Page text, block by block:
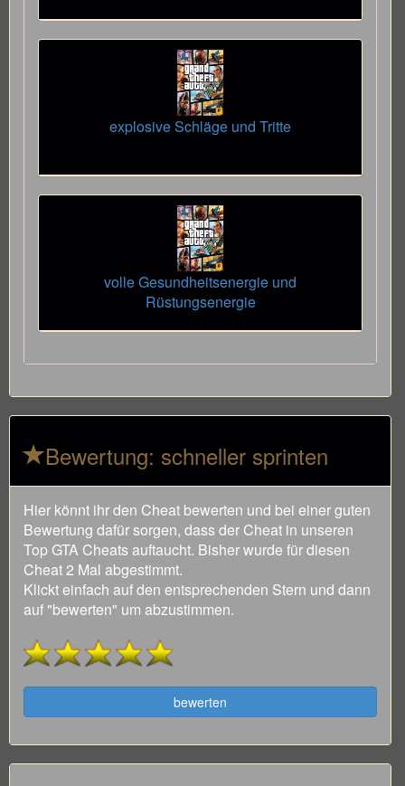
explosive Schläge und Tritte
volle Gesundheitsenergie und
Rüstungsenergie
Bewertung: schneller sprinten
Hier könnt ihr den Cheat bewerten und bei einer guten
Bewertung dafür sorgen, dass der Cheat in unseren
Top GTA Cheats auftaucht. Bisher wurde für diesen
Cheat 2 Mal abgestimmt.
Klickt einfach auf den entsprechenden Stern und dann
auf "bewerten" um abzustimmen.
bewerten